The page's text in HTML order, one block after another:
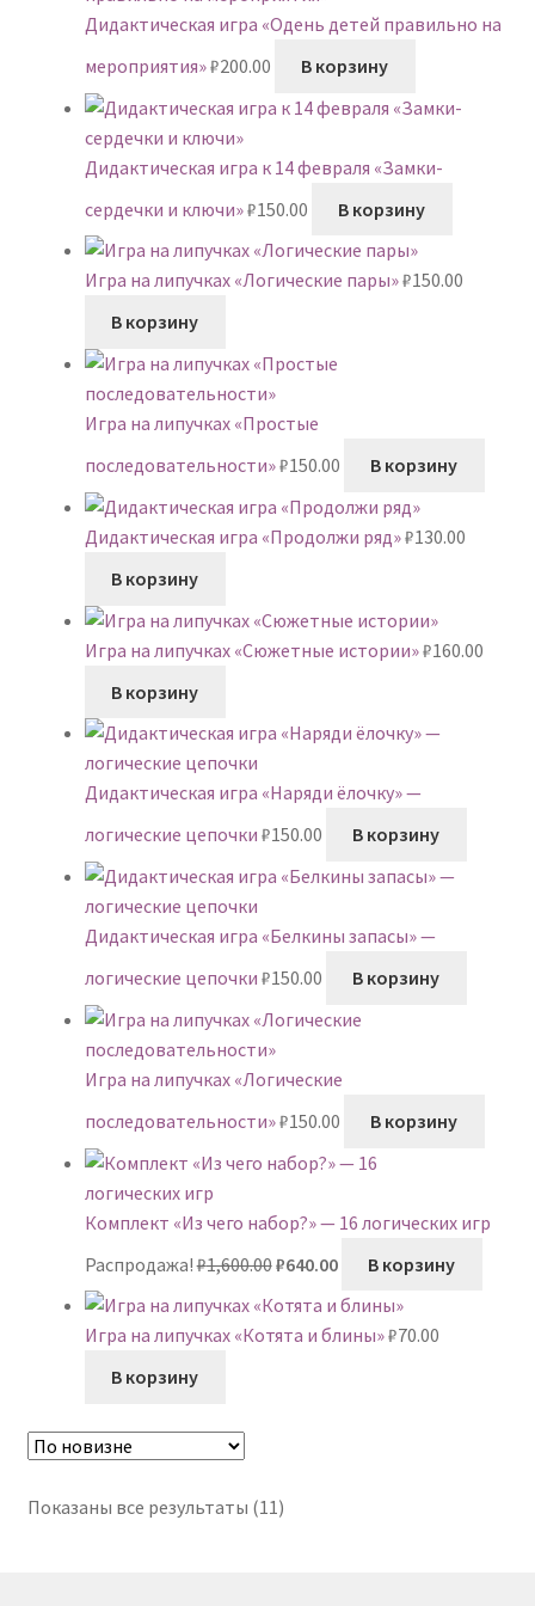
Дидактическая игра «Одень детей правильно на
мероприятия»₽200.00 В корзину
Дидактическая игра к 14 февраля «Замки-
сердечки и ключи»₽150.00 В корзину
Игра на липучках «Логические пары»₽150.00
В корзину
Игра на липучках «Простые
последовательности»₽150.00 В корзину
Дидактическая игра «Продолжи ряд»₽130.00
В корзину
Игра на липучках «Сюжетные истории»₽160.00
В корзину
Дидактическая игра «Наряди ёлочку» —
логические цепочки ₽150.00 В корзину
Дидактическая игра «Белкины запасы» —
логические цепочки ₽150.00 В корзину
Игра на липучках «Логические
последовательности»₽150.00 В корзину
Комплект «Из чего набор?» — 16 логических игр
Распродажа!₽1,600.00
составляла
₽1,600.00.
₽640.00
₽640.00.
В корзину
Игра на липучках «Котята и блины»₽70.00
В корзину
Показаны все результаты (11)Сортировка: